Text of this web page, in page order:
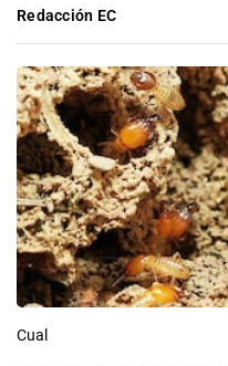
Redacción EC
Cual